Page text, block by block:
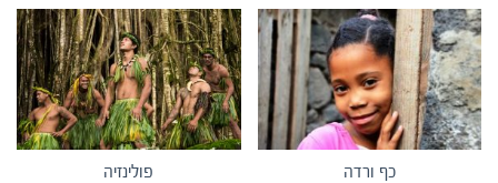
כף ורדה פולינזיה